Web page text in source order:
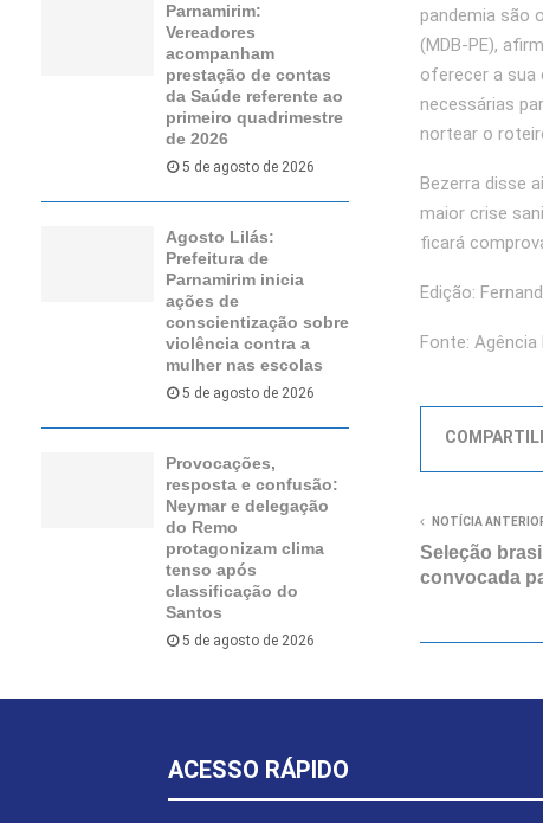
pandemia são
(MDB-PE),
oferecer a
necessárias
nortear o
Bezerra disse
maior crise
ficará
Edição:
Fonte: Agência
NOTÍCIA
Seleção
convocada
Parnamirim:
Vereadores
acompanham
prestação de contas
da Saúde referente ao
primeiro quadrimestre
de 2026
5 de agosto de 2026
Agosto Lilás:
Prefeitura de
Parnamirim inicia
ações de
conscientização sobre
violência contra a
mulher nas escolas
5 de agosto de 2026
Provocações,
resposta e confusão:
Neymar e delegação
do Remo
protagonizam clima
tenso após
classificação do
Santos
5 de agosto de 2026
ACESSO RÁPIDO